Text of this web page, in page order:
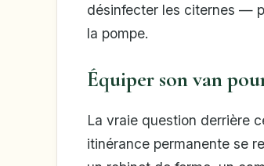
désinfecter les citernes —
la pompe.
Équiper son van
La vraie question derrière
itinérance permanente se